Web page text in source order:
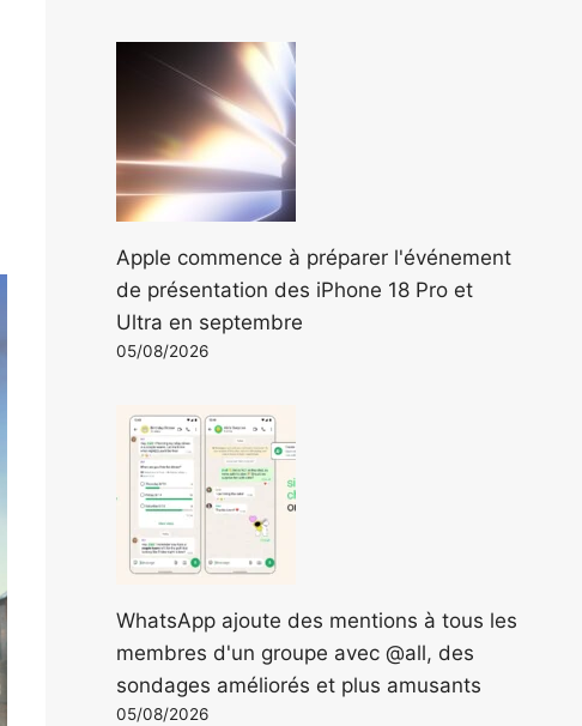
Apple commence à préparer l'événement
de présentation des iPhone 18 Pro et
Ultra en septembre
05/08/2026
WhatsApp ajoute des mentions à tous les
membres d'un groupe avec @all, des
sondages améliorés et plus amusants
05/08/2026